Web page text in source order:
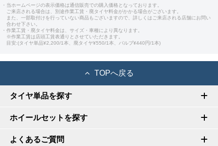
・当ホームページの表示価格は通信販売での購入価格となっております。
ご来店される場合は、別途作業工賃・廃タイヤ料金がかかる場合がございます。
また、一部取付けを行っていない商品もございますので、詳しくはご来店される店舗にお問い
合わせ下さい。
・作業工賃・廃タイヤ料金は、サイズ・車種により異なります。
※作業工賃は店頭工賃表通りとさせていただきます。
目安:(タイヤ単品¥2,200/1本、廃タイヤ¥550/1本、バルブ¥440円/1本)
TOPへ戻る
タイヤ単品を探す
ホイールセットを探す
よくあるご質問